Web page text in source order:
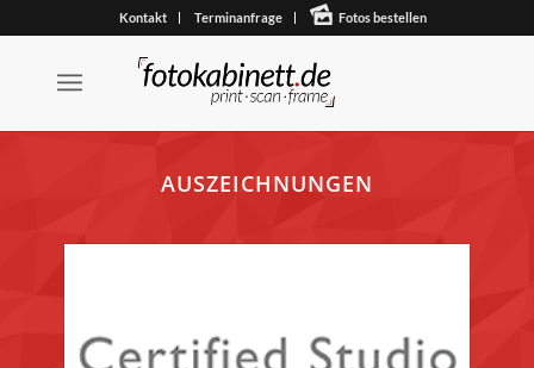
Kontakt Terminanfrage Fotos bestellen
AUSZEICHNUNGEN